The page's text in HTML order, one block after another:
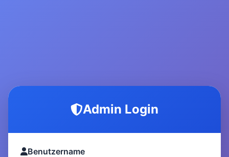
Admin Login
Benutzername